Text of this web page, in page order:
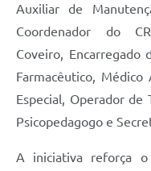
Auxiliar de
Coordenador do
Coveiro, Encarregado
Farmacêutico,
Especial, Operador de
Psicopedagogo e
A iniciativa reforça o